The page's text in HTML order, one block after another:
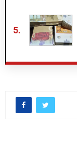
5.